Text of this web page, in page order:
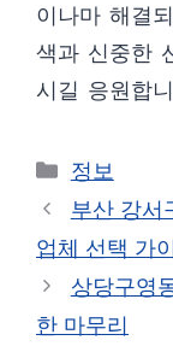
이나마 해결
색과 신중한
시길 응원합
카
테
리
정보
부산 강서
업체 선택 가
상당구영
한 마무리